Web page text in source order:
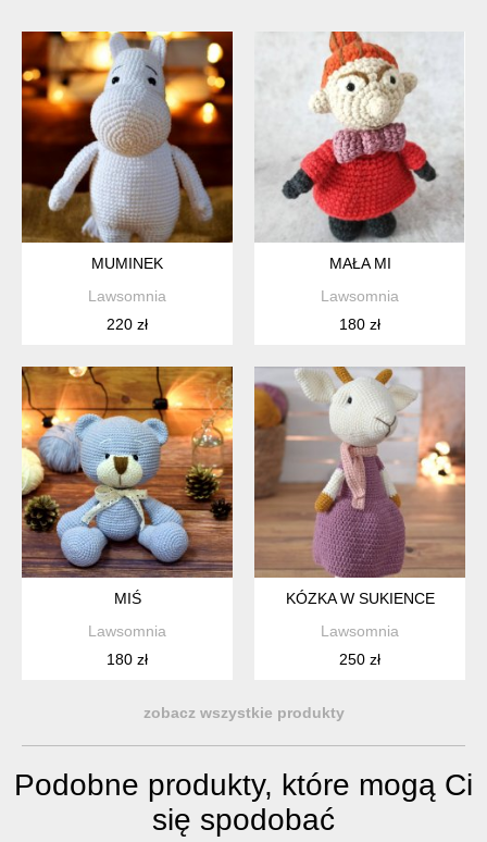
MUMINEK
Lawsomnia
220 zł
MAŁA MI
Lawsomnia
180 zł
MIŚ
Lawsomnia
180 zł
KÓZKA W SUKIENCE
Lawsomnia
250 zł
zobacz wszystkie produkty
Podobne produkty, które mogą Ci
się spodobać